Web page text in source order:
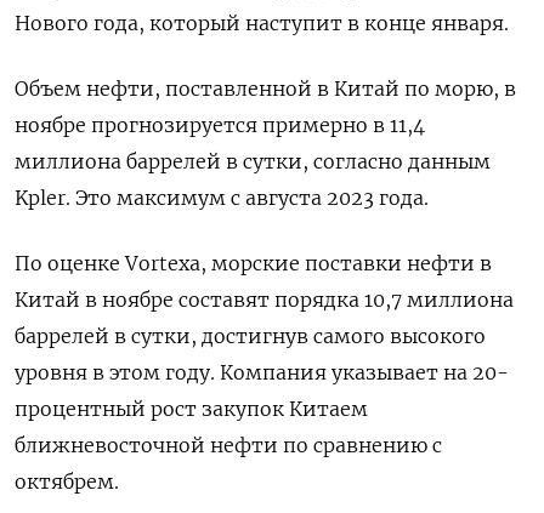
Нового года, который наступит в конце января.
Объем нефти, поставленной в Китай по морю, в
ноябре прогнозируется примерно в 11,4
миллиона баррелей в сутки, согласно данным
Kpler. Это максимум с августа 2023 года.
По оценке Vortexa, морские поставки нефти в
Китай в ноябре составят порядка 10,7 миллиона
баррелей в сутки, достигнув самого высокого
уровня в этом году. Компания указывает на 20-
процентный рост закупок Китаем
ближневосточной нефти по сравнению с
октябрем.